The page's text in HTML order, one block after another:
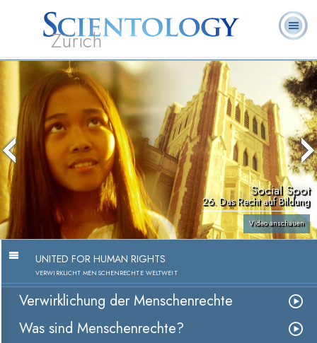
Zürich
L. Ron
Was ist
Scientology?
Ehrenamtliche
Geistliche
Häufig gestellte
Fragen
Bücher
Social Spot
26. Das Recht auf Bildung
Video anschauen
UNITED FOR HUMAN RIGHTS
VERWIRKLICHT MENSCHENRECHTE WELTWEIT
Verwirklichung der Menschenrechte
Was sind Menschenrechte?